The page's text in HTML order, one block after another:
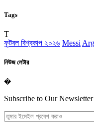
Tags
T
ফুটবল বিশ্বকাপ ২০২৬ Messi
নিউজ লেটার
�
Subscribe to Our Newsletter